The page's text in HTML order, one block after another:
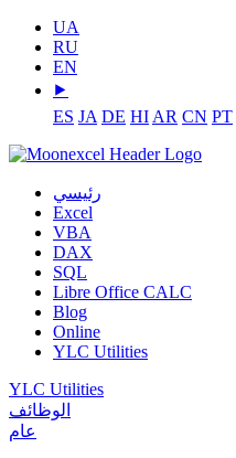
UA
RU
EN
⯈
ES JA DE HI AR CN PT
رئيسي
Excel
VBA
DAX
SQL
Libre Office CALC
Blog
Online
YLC Utilities
YLC Utilities
الوظائف
عام